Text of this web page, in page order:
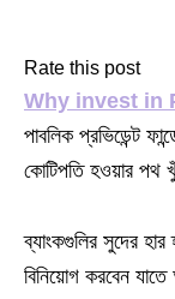
Rate this post
Why invest in
পাবলিক প্রভিডেন্ট
কোটিপতি হওয়ার পথ
ব্যাংকগুলির সুদের
বিনিয়োগ করবেন যাতে